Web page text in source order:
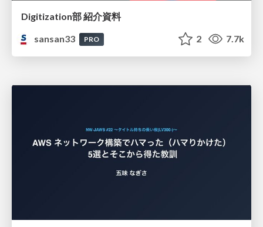
Digitization部 紹介資料
sansan33
PRO 2 7.7k